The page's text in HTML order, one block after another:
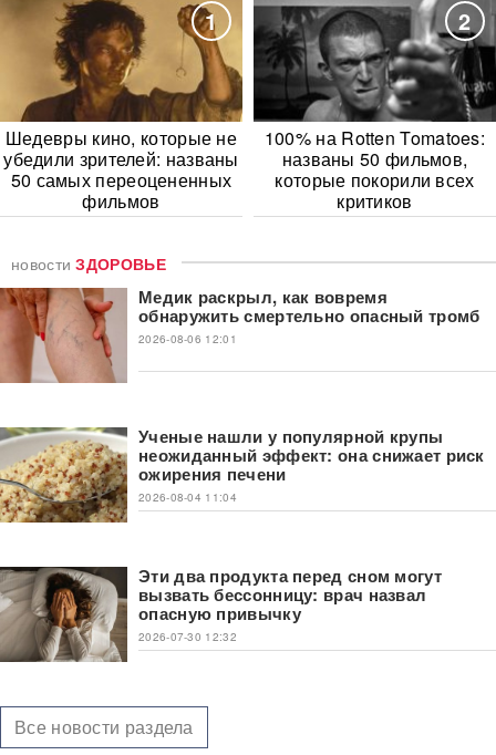
1
Шедевры кино, которые не
убедили зрителей: названы
50 самых переоцененных
фильмов
2
100% на Rotten Tomatoes:
названы 50 фильмов,
которые покорили всех
критиков
новостиЗДОРОВЬЕ
Медик раскрыл, как вовремя
обнаружить смертельно опасный тромб
2026-08-06 12:01
Ученые нашли у популярной крупы
неожиданный эффект: она снижает риск
ожирения печени
2026-08-04 11:04
Эти два продукта перед сном могут
вызвать бессонницу: врач назвал
опасную привычку
2026-07-30 12:32
Все новости раздела